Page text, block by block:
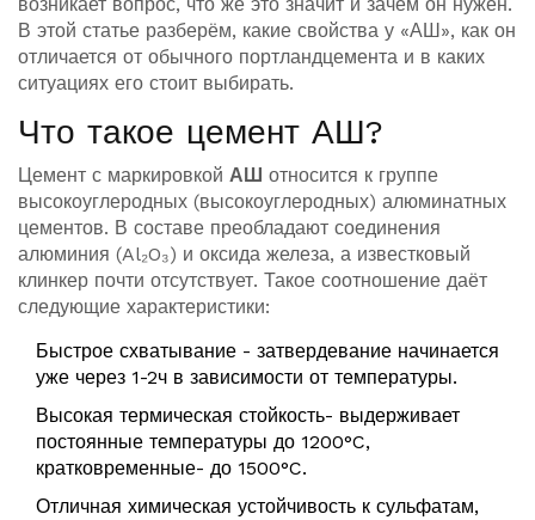
В этой статье разберём, какие свойства у «АШ», как он
отличается от обычного портландцемента и в каких
ситуациях его стоит выбирать.
Что такое цемент АШ?
Цемент с маркировкой АШ относится к группе
высокоуглеродных (высокоуглеродных) алюминатных
цементов. В составе преобладают соединения
алюминия (Al₂O₃) и оксида железа, а известковый
клинкер почти отсутствует. Такое соотношение даёт
следующие характеристики:
Быстрое схватывание - затвердевание начинается
уже через 1-2ч в зависимости от температуры.
Высокая термическая стойкость- выдерживает
постоянные температуры до 1200°C,
кратковременные- до 1500°C.
Отличная химическая устойчивость к сульфатам,